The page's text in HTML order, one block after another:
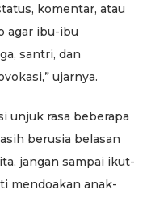
komentar, atau
agar ibu-ibu
santri, dan
ujarnya.
unjuk rasa beberapa
berusia belasan
jangan sampai ikut-
mendoakan anak-